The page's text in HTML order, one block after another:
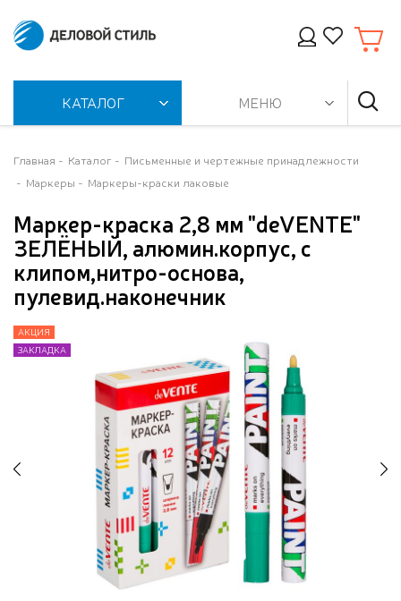
КАТАЛОГ МЕНЮ
Главная Каталог
Письменные и чертежные принадлежности
Маркеры
Маркеры-краски лаковые
Маркер-краска 2,8 мм "deVENTE"
ЗЕЛЁНЫЙ, алюмин.корпус, с
клипом,нитро-основа,
пулевид.наконечник
АКЦИЯ
ЗАКЛАДКА
АКЦИЯ
ЗАКЛАДКА
АКЦИЯ
ЗАКЛАДКА
АКЦИЯ
ЗАКЛАДКА
АКЦИЯ
ЗАКЛАДКА